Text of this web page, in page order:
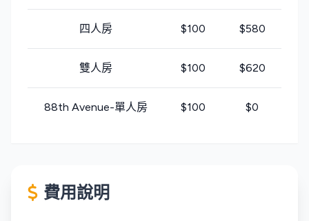
四人房 $100 $580
雙人房 $100 $620
88th Avenue-單人房 $100 $0
費用說明